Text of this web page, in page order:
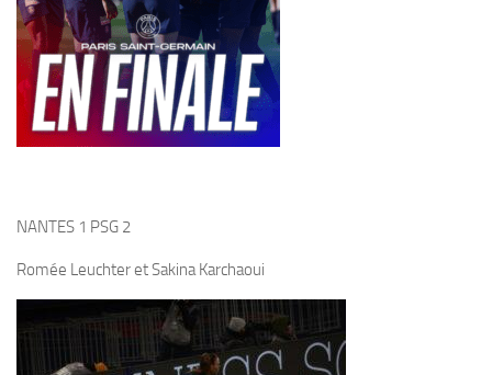
NANTES 1 PSG 2
Romée Leuchter et Sakina Karchaoui